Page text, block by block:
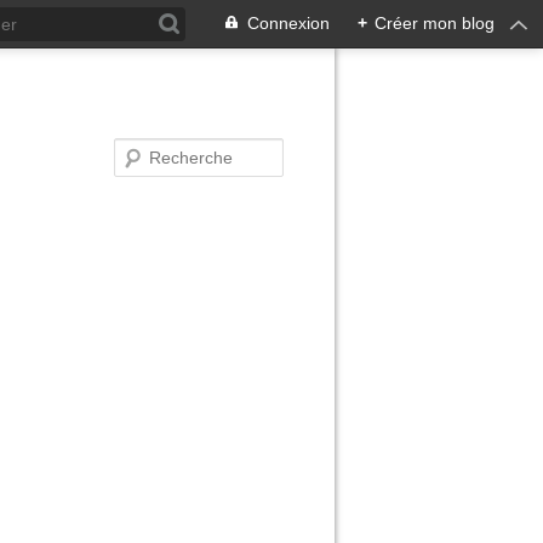
Connexion + Créer mon blog